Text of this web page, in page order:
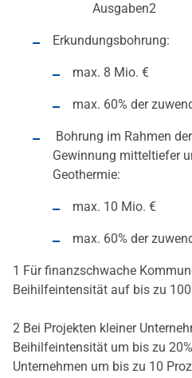
Ausgaben2
Erkundungsbohrung:
max. 8 Mio. €
max. 60% der
Bohrung im Rahmen
Gewinnung mitteltiefer
Geothermie:
max. 10 Mio. €
max. 60% der
1 Für finanzschwache
Beihilfeintensität auf bis zu
2 Bei Projekten kleiner
Beihilfeintensität um bis zu
Unternehmen um bis zu 10